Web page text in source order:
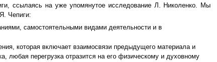
ссылаясь на уже упомянутое исследование Л. Николенко. Мы
Чепиги:
самостоятельными видами деятельности и в
которая включает взаимосвязи предыдущего материала и
любая перегрузка отразится на его физическому и духовному